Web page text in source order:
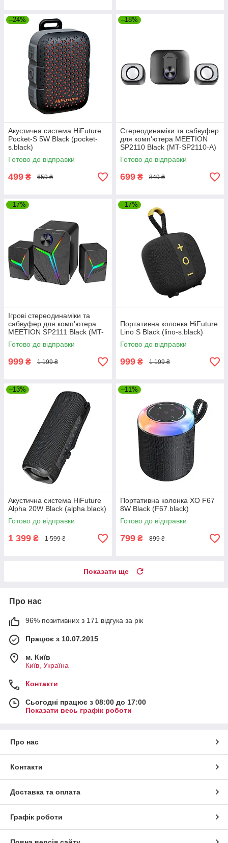
–24%
Акустична система HiFuture
Pocket-S 5W Black (pocket-
s.black)
Готово до відправки
499 ₴ 659 ₴
–18%
Стереодинаміки та сабвуфер
для комп'ютера MEETION
SP2110 Black (MT-SP2110-A)
Готово до відправки
699 ₴ 849 ₴
–17%
Ігрові стереодинаміки та
сабвуфер для комп'ютера
MEETION SP2111 Black (MT-
SP2111BT-A)
Готово до відправки
999 ₴ 1 199 ₴
–17%
Портативна колонка HiFuture
Lino S Black (lino-s.black)
Готово до відправки
999 ₴ 1 199 ₴
–13%
Акустична система HiFuture
Alpha 20W Black (alpha.black)
Готово до відправки
1 399 ₴ 1 599 ₴
–11%
Портативна колонка XO F67
8W Black (F67.black)
Готово до відправки
799 ₴ 899 ₴
Показати ще
Про нас
96% позитивних з 171 відгука за рік
Працює з 10.07.2015
м. Київ
Київ, Україна
Контакти
Сьогодні працює з 08:00 до 17:00
Показати весь графік роботи
Про нас
Контакти
Доставка та оплата
Графік роботи